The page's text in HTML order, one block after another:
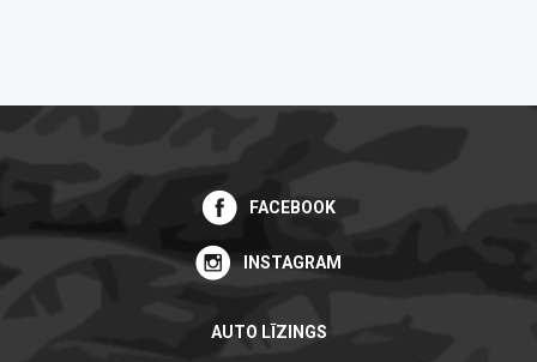
AUTO LĪZINGS
FACEBOOK
INSTAGRAM